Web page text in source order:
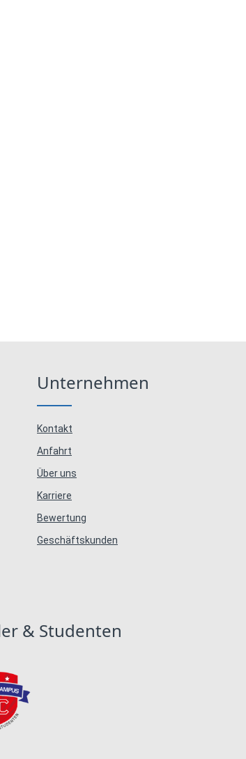
Unternehmen
Kontakt
Anfahrt
Über uns
Karriere
Bewertung
Geschäftskunden
& Studenten